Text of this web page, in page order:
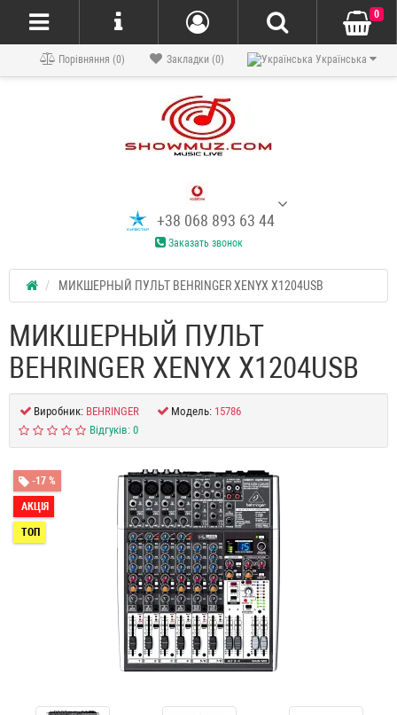
Українська
Закладки (0)
Порівняння (0)
+38 068 893 63 44
Заказать звонок
0
МИКШЕРНЫЙ ПУЛЬТ BEHRINGER XENYX X1204USB
МИКШЕРНЫЙ ПУЛЬТ
BEHRINGER XENYX X1204USB
Виробник: BEHRINGER Модель: 15786
Відгуків: 0
-17 %
АКЦІЯ
ТОП